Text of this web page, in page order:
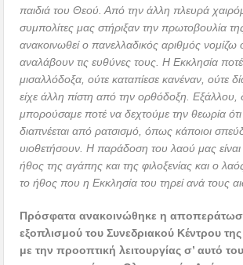
παιδιά του Θεού. Από την άλλη πλευρά
συμπολίτες μας στήριξαν την πρωτοβουλία
ανακοινωθεί ο πανελλαδικός αριθμός νομίζω
αναλάβουν τις ευθύνες τους. Η Εκκλησία
μισαλλόδοξα, ούτε καταπίεσε κανέναν, ούτε
είχε άλλη πίστη από την ορθόδοξη. Εξάλλου,
μπορούσαμε ποτέ να δεχτούμε την θεωρία
διαπνέεται από ρατσισμό, όπως κάποιοι
υιοθετήσουν. Η παράδοση του λαού μας είναι
ήθος της αγάπης και της φιλοξενίας και ο
το ήθος που η Εκκλησία του τηρεί ανά τους
Πρόσφατα ανακοινώθηκε η
εξοπλισμού του Συνεδριακού Κέντρου
με την προοπτική λειτουργίας σ’ αυτό